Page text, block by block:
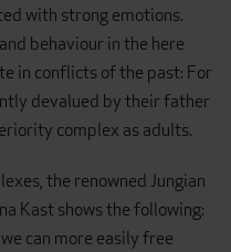
with strong emotions.
behaviour in the here
in conflicts of the past: For
devalued by their father
complex as adults.
the renowned Jungian
Kast shows the following:
can more easily free